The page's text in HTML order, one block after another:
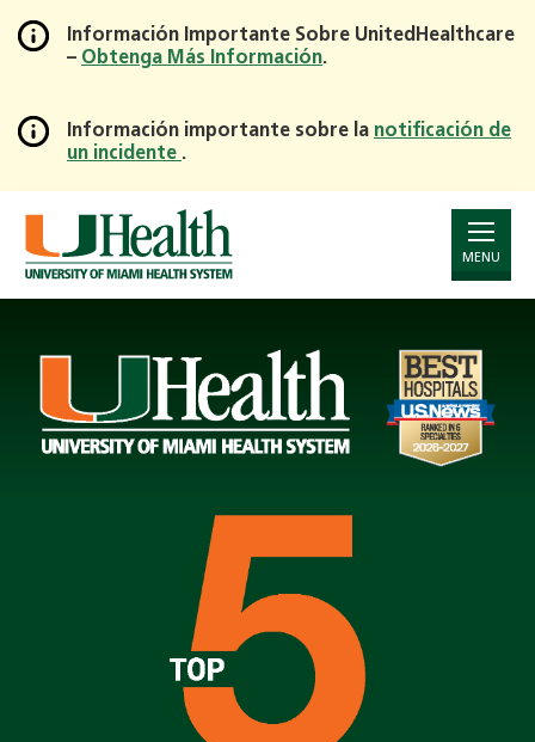
Skip
Main
Información Importante Sobre UnitedHealthcare
– Obtenga Más Información.
Announcement
Información importante sobre la notificación de
un incidente .
MENU